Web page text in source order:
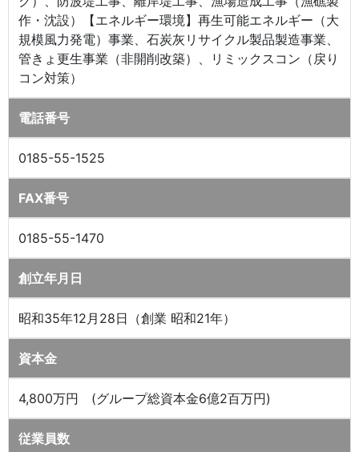
作・沈設）【エネルギー環境】再生可能エネルギー（大
規模風力発電）事業、石炭灰リサイクル製品製造事業、
管きょ更生事業（非開削改築）、リミックスコン（戻り
コン対策）
電話番号
0185-55-1525
FAX番号
0185-55-1470
創立年月日
昭和35年12月28日（創業 昭和21年）
資本金
4,800万円 (グループ総資本金6億2百万円)
従業員数